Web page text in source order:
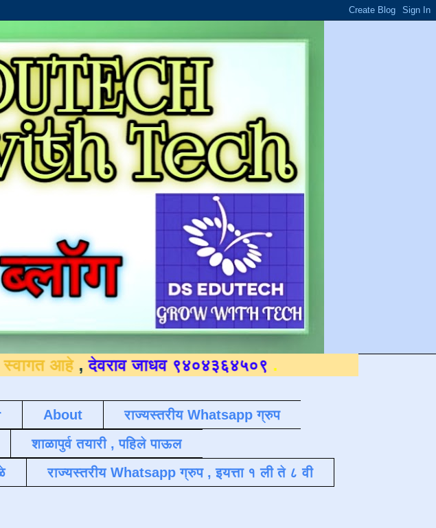
,देवराव जाधव ९४०४३६४५०९ .
About
राज्यस्तरीय Whatsapp ग्रुप
शाळापुर्व तयारी , पहिले पाऊल
राज्यस्तरीय Whatsapp ग्रुप , इयत्ता १ ली ते ८ वी